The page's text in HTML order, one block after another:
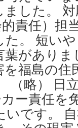
した。
責任）担
た。 短い
があり
福島の
（略） 日
ー責任を
いです。